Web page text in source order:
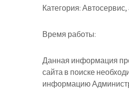
Категория:
Время работы:
Данная информация
сайта в поиске
информацию